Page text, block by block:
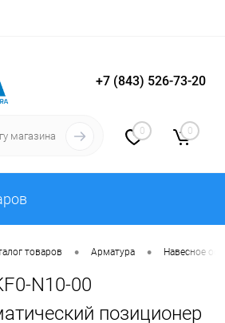
Вход Регистрация
+7 (843) 526-73-20
0 0
товаров • Арматура • Навесное
N10-00
позиционер